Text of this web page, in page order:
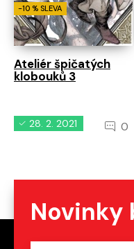
-10 % SLEVA
Ateliér špičatých
klobouků 3
28. 2. 2021 0
Novinky